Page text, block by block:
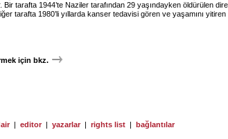
Bir tarafta 1944’te Naziler tarafından 29 yaşındayken öldürülen
tarafta 1980’li yıllarda kanser tedavisi gören ve yaşamını yitiren
için bkz.
| editor | yazarlar | rights list | bağlantılar